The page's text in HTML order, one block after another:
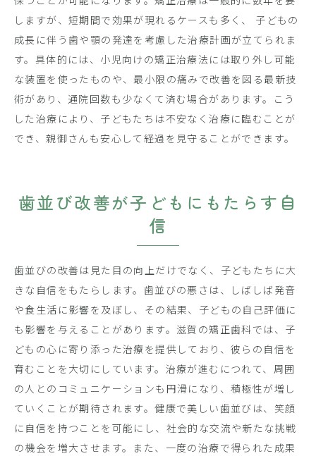
しますが、短期間で効果が現れるケースも多く、 子どもの
成長に伴う歯や顎の発達を考慮した治療計画が立てられま
す。具体的には、小児向けの矯正治療法には取り外し可能
な装置を使ったものや、最小限の痛みで改善を図る最新技
術があり、通院回数も少なくて済む場合があります。こう
した治療により、子どもたちは不安なく治療に臨むことが
でき、親御さんも安心して経過を見守ることができます。
歯並び改善が子どもにもたらす自
信
歯並びの改善は見た目の向上だけでなく、子どもたちに大
きな自信をもたらします。歯並びの悪さは、しばしば発音
や食生活に影響を及ぼし、その結果、子どもの自己評価に
も影響を与えることがあります。滋賀の矯正歯科では、子
どもの心に寄り添った治療を提供しており、彼らの自信を
育むことを大切にしています。治療が進むにつれて、周囲
の人とのコミュニケーションも円滑になり、積極性が増し
ていくことが期待されます。健康で美しい歯並びは、笑顔
に自信を持つことを可能にし、社会的な交流や新たな挑戦
の機会を増大させます。また、一度の治療で得られた成果